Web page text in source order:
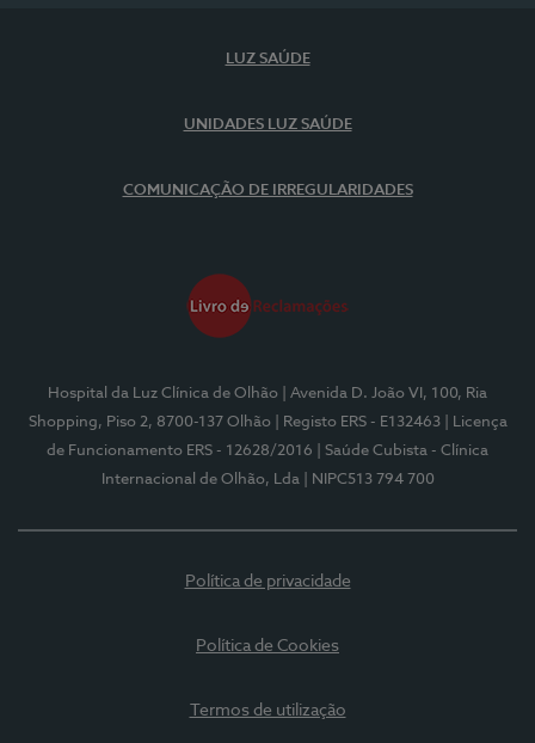
LUZ SAÚDE
UNIDADES LUZ SAÚDE
COMUNICAÇÃO DE IRREGULARIDADES
Hospital da Luz Clínica de Olhão
| Avenida D. João VI, 100, Ria
Shopping, Piso 2, 8700-137 Olhão
| Registo ERS - E132463
| Licença
de Funcionamento ERS - 12628/2016
| Saúde Cubista - Clínica
Internacional de Olhão, Lda
| NIPC513 794 700
Política de privacidade
Política de Cookies
Termos de utilização